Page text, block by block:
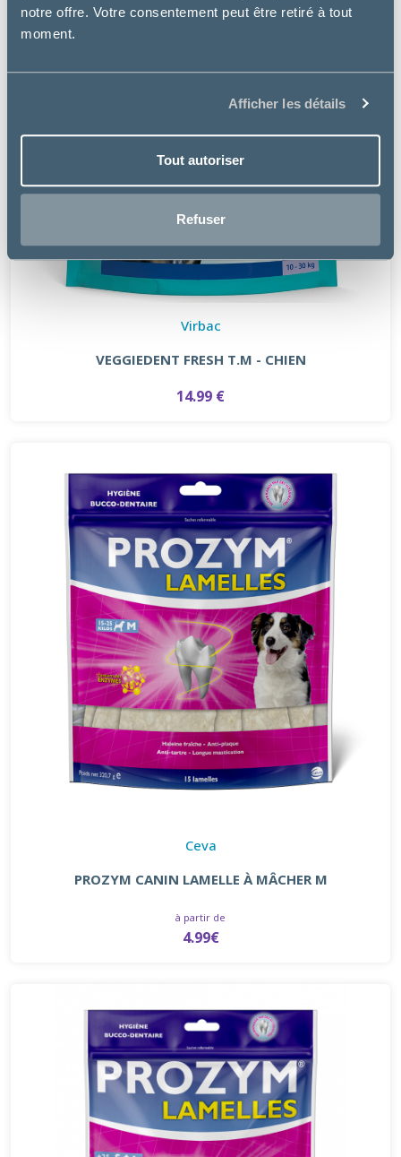
notre offre. Votre consentement peut être retiré à tout
moment.
Afficher les détails
Tout autoriser
Refuser
Virbac
VEGGIEDENT FRESH T.M - CHIEN
14.99 €
Ceva
PROZYM CANIN LAMELLE À MÂCHER M
à partir de
4.99€